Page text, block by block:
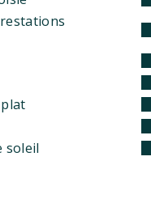
soleil